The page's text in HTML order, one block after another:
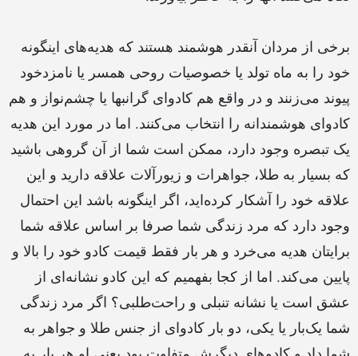
برخی از مردان آنقدر هوشمند هستند که هدیه‌های اینگونه
خود را به ماه تولد یا خصوصیات روحی همسر یا نامزدخود
پیوند می‌زنند و در واقع هم کادوای گرانبها یا چشم‌‌نواز و هم
کادوای هوشمندانه را انتخاب می‌کنند. اما در مورد این هدیه
یک تبصره وجود دارد، ممکن است شما از آن گروهی باشید
که بسیار به طلا، جواهرات و زیورآلات علاقه دارید و این
علاقه خود را آشکار کرده‌اید، اگر اینگونه باشد این احتمال
وجود دارد که مرد زندگی شما صرفا بر اساس علاقه شما
برایتان هدیه می‌خرد و هر بار فقط قیمت کادو خود را بالا و
پایین می‌کند. اما از کجا بفهمیم که این کادو نشانه‌ای از
عشق است یا نشانه تنبلی و راحت‌طلبی؟ اگر مرد زندگی
شما یک‌بار یا یکی، دو بار کادوای از جنس طلا و جواهر به